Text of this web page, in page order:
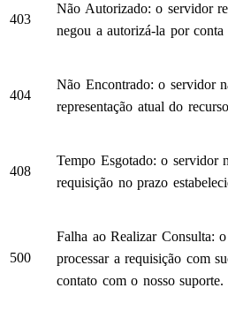
403
Não Autorizado: o servidor
negou a autorizá-la por
404
Não Encontrado: o servidor
representação atual do
408
Tempo Esgotado: o servidor
requisição no prazo
500
Falha ao Realizar Consulta:
processar a requisição com
contato com o nosso suporte.